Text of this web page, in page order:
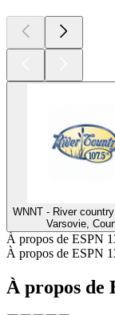
WNNT - River
Varsovie,
À propos de ESPN
À propos de ESPN
À propos de